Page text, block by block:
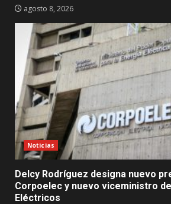
agosto 8, 2026
Noticias
Delcy Rodríguez designa nuevo
Corpoelec y nuevo viceministro
Eléctricos